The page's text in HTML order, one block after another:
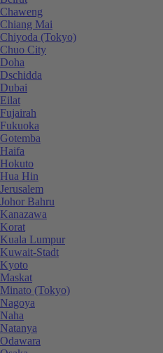
Chaweng
Chiang Mai
Chiyoda (Tokyo)
Chuo City
Doha
Dschidda
Dubai
Eilat
Fujairah
Fukuoka
Gotemba
Haifa
Hokuto
Hua Hin
Jerusalem
Johor Bahru
Kanazawa
Korat
Kuala Lumpur
Kuwait-Stadt
Kyoto
Maskat
Minato (Tokyo)
Nagoya
Naha
Natanya
Odawara